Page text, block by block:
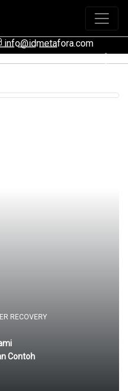
info@idmetafora.com
Next
RECOVERY
Contoh